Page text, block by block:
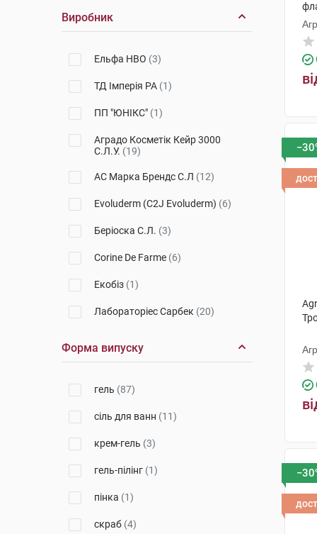
Eucerin
SVR(1)
DS(1)
Медова мрія
Виробник
Ельфа НВО (3)
ТД Імперія РА (1)
ПП "ЮНІКС" (1)
Аградо Косметік Кейр 3000
С.Л.У. (19)
АС Марка Брендс С.Л (12)
Evoluderm (C2J Evoluderm) (6)
Беріоска С.Л. (3)
Corine De Farme (6)
Екобіз (1)
Лабораторіес Сарбек (20)
Biovene Cosmetics SL(4)
ТЗМО СА
Лабораторія Біодерма
Артеріум Корпорація (
Форма випуску
гель (87)
сіль для ванн (11)
крем-гель (3)
гель-пілінг (1)
пінка (1)
скраб (4)